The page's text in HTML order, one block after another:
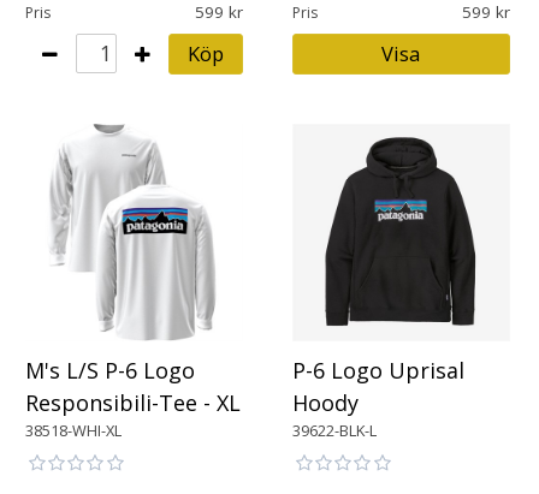
Pris 599
Köp
Pris 599
Visa
M's L/S P-6 Logo
Responsibili-Tee - XL
38518-WHI-XL
P-6 Logo Uprisal
Hoody
39622-BLK-L